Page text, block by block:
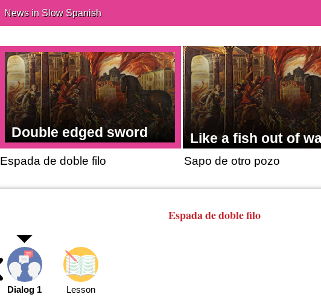
News in Slow Spanish
Double edged sword
Espada de doble filo
Like a fish out of
Sapo de otro pozo
Espada de doble filo
Dialog 1 Lesson